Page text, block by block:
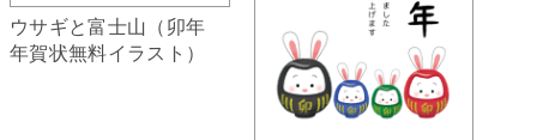
ウサギと富士山（卯年
年賀状無料イラスト）